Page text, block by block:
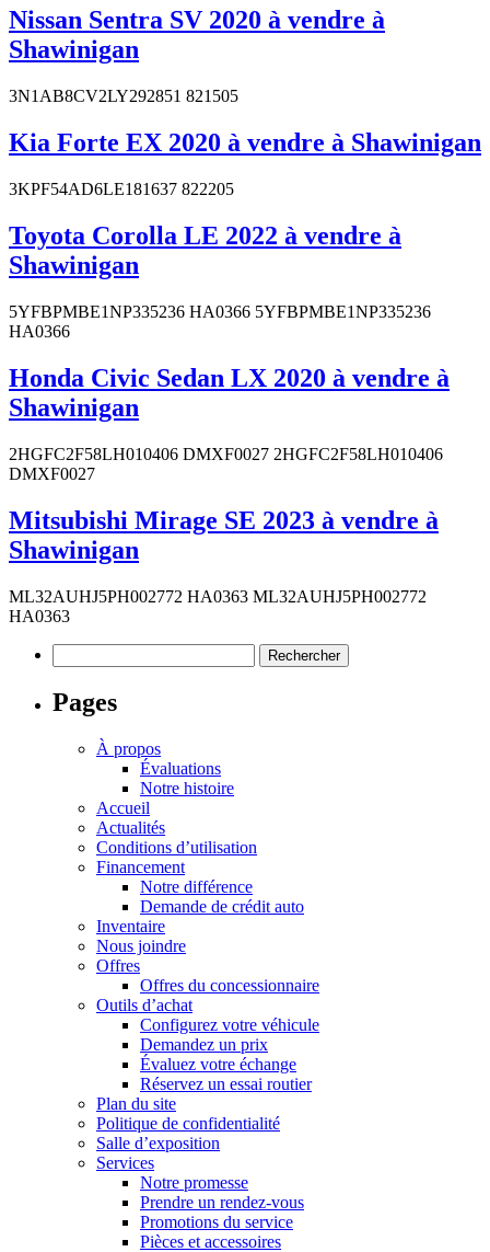
Nissan Sentra SV 2020 à vendre à
Shawinigan
3N1AB8CV2LY292851 821505
Kia Forte EX 2020 à vendre à Shawinigan
3KPF54AD6LE181637 822205
Toyota Corolla LE 2022 à vendre à
Shawinigan
5YFBPMBE1NP335236 HA0366 5YFBPMBE1NP335236
HA0366
Honda Civic Sedan LX 2020 à vendre à
Shawinigan
2HGFC2F58LH010406 DMXF0027 2HGFC2F58LH010406
DMXF0027
Mitsubishi Mirage SE 2023 à vendre à
Shawinigan
ML32AUHJ5PH002772 HA0363 ML32AUHJ5PH002772
HA0363
Pages
À propos
Évaluations
Notre histoire
Accueil
Actualités
Conditions d’utilisation
Financement
Notre différence
Demande de crédit auto
Inventaire
Nous joindre
Offres
Offres du concessionnaire
Outils d’achat
Configurez votre véhicule
Demandez un prix
Évaluez votre échange
Réservez un essai routier
Plan du site
Politique de confidentialité
Salle d’exposition
Services
Notre promesse
Prendre un rendez-vous
Promotions du service
Pièces et accessoires